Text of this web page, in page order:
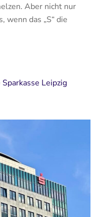
Aber nicht nur
wenn das „S“ die
Leipzig